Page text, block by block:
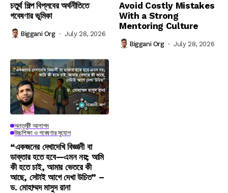
চতুর্থ শিল্প বিপ্লবের অর্থনীতিতে
গবেষণার ভূমিকা
Biggani Org July 28, 2026
Avoid Costly Mistakes
With a Strong
Mentoring Culture
Biggani Org July 28, 2026
অন্তর্দৃষ্টি আলাপন
উচ্চশিক্ষা ও গবেষণার সুযোগ
“একজনের দেখাদেখি বিজ্ঞানী বা
ডাক্তার হতে হবে—এমন নয়; আমি
কী হতে চাই, আমার ভেতরে কী
আছে, সেটাই আগে দেখা উচিত” –
ড. মোহাম্মদ মাসুদ রানা